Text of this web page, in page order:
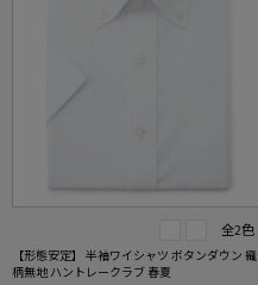
全2色
【形態安定】 半袖ワイシャツ ボタンダウン 織
柄無地 ハントレークラブ 春夏